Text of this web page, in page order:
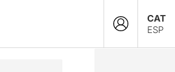
CAT
ESP